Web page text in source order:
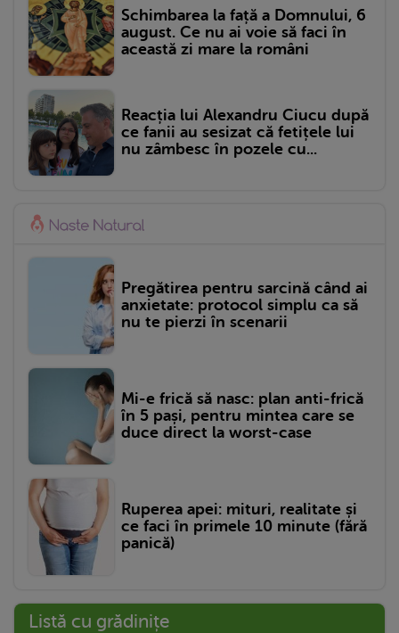
Schimbarea la față a Domnului, 6
august. Ce nu ai voie să faci în
această zi mare la români
Reacția lui Alexandru Ciucu după
ce fanii au sesizat că fetițele lui
nu zâmbesc în pozele cu...
Pregătirea pentru sarcină când ai
anxietate: protocol simplu ca să
nu te pierzi în scenarii
Mi-e frică să nasc: plan anti-frică
în 5 pași, pentru mintea care se
duce direct la worst-case
Ruperea apei: mituri, realitate și
ce faci în primele 10 minute (fără
panică)
Listă cu grădinițe